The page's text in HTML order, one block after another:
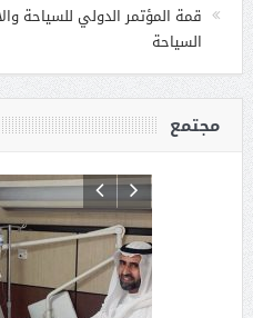
قمة المؤتمر الدولي للسياحة
السياحة
مجتمع